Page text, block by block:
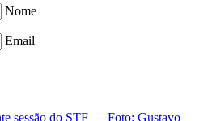
Nome
Email